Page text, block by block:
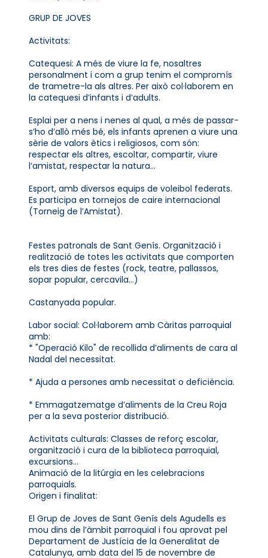
GRUP DE JOVES
Activitats:
Catequesi: A més de viure la fe, nosaltres
personalment i com a grup tenim el compromís
de trametre-la als altres. Per això col·laborem en
la catequesi d’infants i d’adults.
Esplai per a nens i nenes al qual, a més de passar-
s’ho d’allò més bé, els infants aprenen a viure una
sèrie de valors ètics i religiosos, com són:
respectar els altres, escoltar, compartir, viure
l’amistat, respectar la natura...
Esport, amb diversos equips de voleibol federats.
Es participa en tornejos de caire internacional
(Torneig de l’Amistat).
Festes patronals de Sant Genís. Organització i
realització de totes les activitats que comporten
els tres dies de festes (rock, teatre, pallassos,
sopar popular, cercavila...)
Castanyada popular.
Labor social: Col·laborem amb Càritas parroquial
amb:
* "Operació Kilo" de recollida d’aliments de cara al
Nadal del necessitat.
* Ajuda a persones amb necessitat o deficiència.
* Emmagatzematge d’aliments de la Creu Roja
per a la seva posterior distribució.
Activitats culturals: Classes de reforç escolar,
organització i cura de la biblioteca parroquial,
excursions...
Animació de la litúrgia en les celebracions
parroquials.
Origen i finalitat:
El Grup de Joves de Sant Genís dels Agudells es
mou dins de l’àmbit parroquial i fou aprovat pel
Departament de Justícia de la Generalitat de
Catalunya, amb data del 15 de novembre de